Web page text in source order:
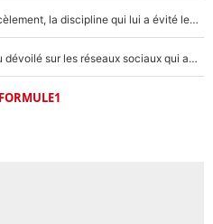
F1 - Lewis Hamilton victime de harcèlement, la discipline qui lui a évité le pire : «J'aurais probablement mal tourné»
Lewis Hamilton : Le talent inattendu dévoilé sur les réseaux sociaux qui a impressionné Kim Kardashian pendant leurs vacances en amoureux !